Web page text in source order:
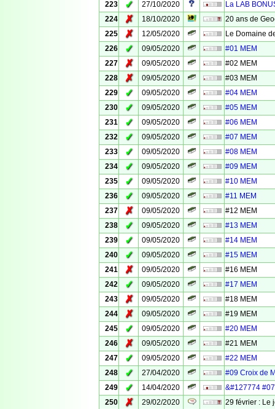
223
✓ 27/10/2020
La LAB
224
✗ 18/10/2020
20 ans de
225
✗ 12/05/2020
Le Domaine
226
✓ 09/05/2020
#01 MEM
227
✗ 09/05/2020
#02 MEM
228
✗ 09/05/2020
#03 MEM
229
✓ 09/05/2020
#04 MEM
230
✓ 09/05/2020
#05 MEM
231
✓ 09/05/2020
#06 MEM
232
✓ 09/05/2020
#07 MEM
233
✓ 09/05/2020
#08 MEM
234
✓ 09/05/2020
#09 MEM
235
✓ 09/05/2020
#10 MEM
236
✓ 09/05/2020
#11 MEM
237
✗ 09/05/2020
#12 MEM
238
✓ 09/05/2020
#13 MEM
239
✓ 09/05/2020
#14 MEM
240
✓ 09/05/2020
#15 MEM
241
✗ 09/05/2020
#16 MEM
242
✓ 09/05/2020
#17 MEM
243
✗ 09/05/2020
#18 MEM
244
✗ 09/05/2020
#19 MEM
245
✓ 09/05/2020
#20 MEM
246
✗ 09/05/2020
#21 MEM
247
✓ 09/05/2020
#22 MEM
248
✓ 27/04/2020
#09 Croix de
249
✓ 14/04/2020
&#127774
250
✗ 29/02/2020
29 février : Le